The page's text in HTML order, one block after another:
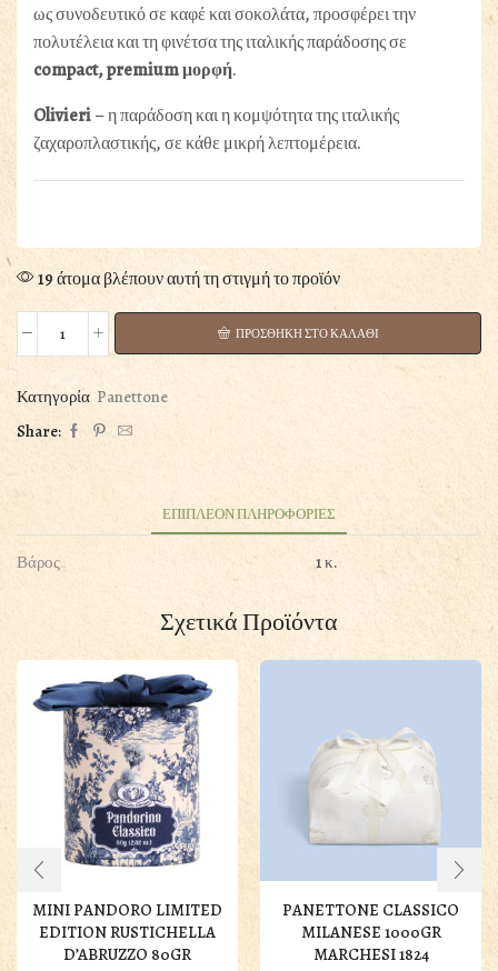
ως συνοδευτικό σε καφέ και σοκολάτα, προσφέρει την
πολυτέλεια και τη φινέτσα της ιταλικής παράδοσης σε
compact, premium μορφή.
Olivieri– η παράδοση και η κομψότητα της ιταλικής
ζαχαροπλαστικής, σε κάθε μικρή λεπτομέρεια.
19 άτομα βλέπουν αυτή τη στιγμή το προϊόν
MINI
OLIVIERI
1882
80GR
ΠΡΟΣΘΗΚΗ ΣΤΟ ΚΑΛΑΘΙ
Κατηγορία Panettone
Share:
ΕΠΙΠΛΕΟΝ ΠΛΗΡΟΦΟΡΙΕΣ
Βάρος 1 κ.
Σχετικά Προϊόντα
MINI PANDORO LIMITED
EDITION RUSTICHELLA
D’ABRUZZO 80GR
PANETTONE CLASSICO
MILANESE 1000GR
MARCHESI 1824